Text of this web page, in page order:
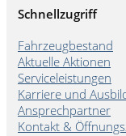
Schnellzugriff
Fahrzeugbestand
Aktuelle Aktionen
Serviceleistungen
Karriere und
Ansprechpartner
Kontakt &